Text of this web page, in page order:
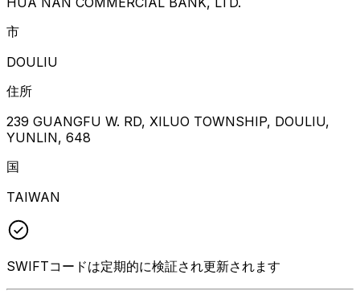
市
DOULIU
住所
239 GUANGFU W. RD, XILUO TOWNSHIP, DOULIU,
YUNLIN, 648
国
TAIWAN
SWIFTコードは定期的に検証され更新されます